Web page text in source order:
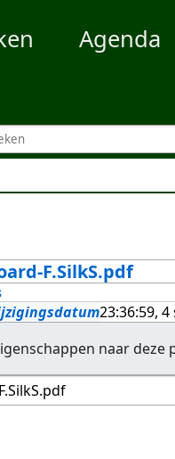
Agenda
F.SilkS.pdf
23:36:59,
naar deze